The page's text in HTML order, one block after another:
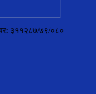
३११२८७/७९/०८०